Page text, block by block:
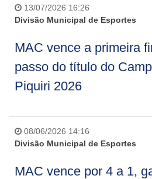
13/07/2026 16:26
Divisão Municipal de Esportes
MAC vence a primeira
passo do título do
Piquiri 2026
08/06/2026 14:16
Divisão Municipal de Esportes
MAC vence por 4 a 1,